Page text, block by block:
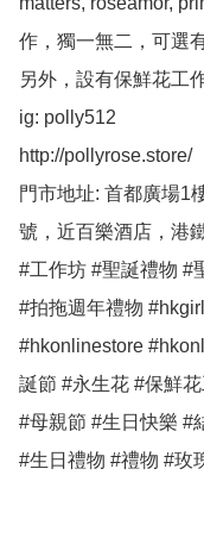
作，獨一無二，可選
另外，設有保鮮花工
ig: polly512
http://pollyrose.store/
門市地址: 首都廣場1
號，近百樂酒店，港
#工作坊 #聖誕禮物 #
#拍拖週年禮物
#hkonlinestore
誕節 #永生花 #保鮮
#母親節 #生日快樂 #
#生日禮物 #禮物 #玫